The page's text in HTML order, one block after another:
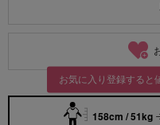
お気に入り登録すると
158cm / 51kg